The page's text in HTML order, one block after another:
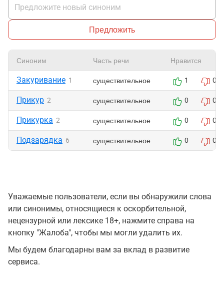
Предложить
Синоним Часть речи Нравится
Закуривание 1 существительное 1 0
Прикур 2 существительное 0 0
Прикурка 2 существительное 0 0
Подзарядка 6 существительное 0 0
Уважаемые пользователи, если вы обнаружили слова
или синонимы, относящиеся к оскорбительной,
нецензурной или лексике 18+, нажмите справа на
кнопку "Жалоба", чтобы мы могли удалить их.
Мы будем благодарны вам за вклад в развитие
сервиса.